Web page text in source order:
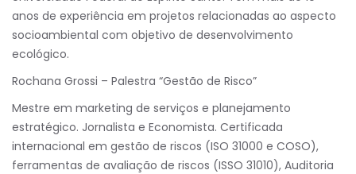
anos de experiência em projetos relacionadas ao aspecto
socioambiental com objetivo de desenvolvimento
ecológico.
Rochana Grossi – Palestra “Gestão de Risco”
Mestre em marketing de serviços e planejamento
estratégico. Jornalista e Economista. Certificada
internacional em gestão de riscos (ISO 31000 e COSO),
ferramentas de avaliação de riscos (ISSO 31010), Auditoria